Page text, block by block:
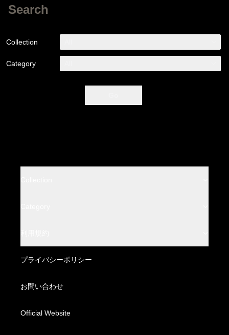
Search
Collection
Category
BACKLASH THE DENIM
BACKLASH XX Yohji Yamamoto
Leather Bottoms
Fabric Wear
Fabric Bottoms
特定商取引法に基づく表記
配送方法・送料について
お支払い方法について
プライバシーポリシー
お問い合わせ
Official Website